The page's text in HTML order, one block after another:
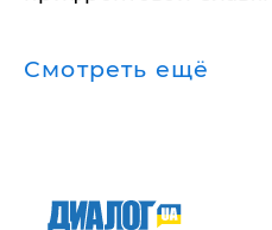
Смотреть ещё